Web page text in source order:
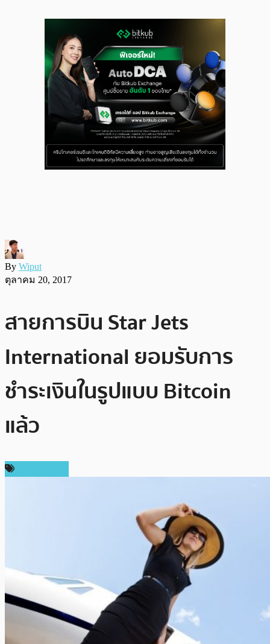
By Wiput
ตุลาคม 20, 2017
สายการบิน Star Jets
International ยอมรับการ
ชำระเงินในรูปแบบ Bitcoin
แล้ว